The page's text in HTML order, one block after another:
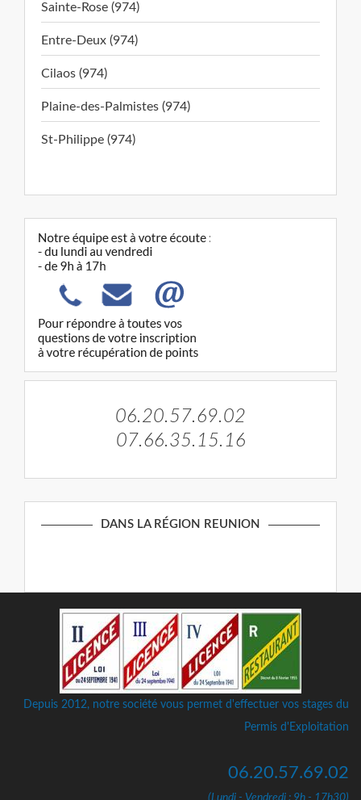
Sainte-Rose (974)
Entre-Deux (974)
Cilaos (974)
Plaine-des-Palmistes (974)
St-Philippe (974)
06.20.57.69.02
07.66.35.15.16
DANS LA RÉGION REUNION
Depuis 2012, notre société vous permet d'effectuer vos stages du
Permis d'Exploitation
06.20.57.69.02
(Lundi - Vendredi : 9h - 17h30)